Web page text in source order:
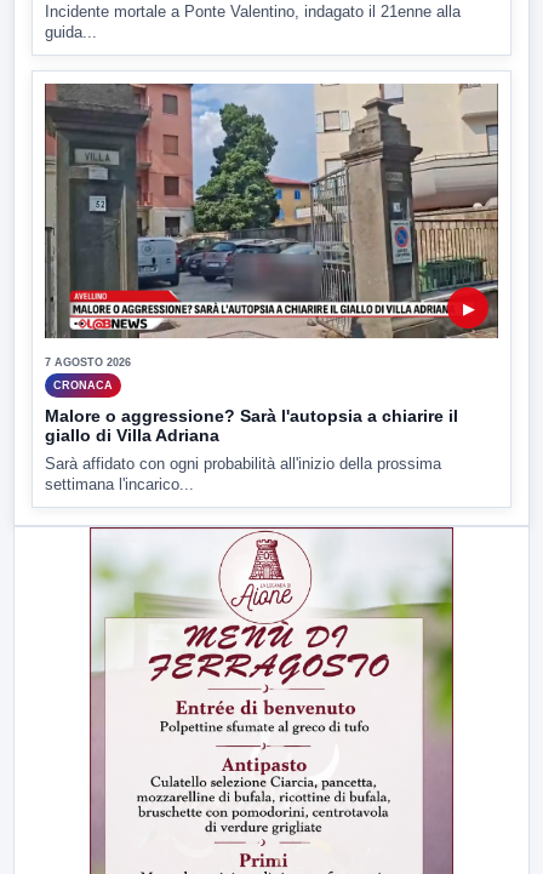
Incidente mortale a Ponte Valentino, indagato il 21enne alla
guida...
▶
7 AGOSTO 2026
CRONACA
Malore o aggressione? Sarà l'autopsia a chiarire il
giallo di Villa Adriana
Sarà affidato con ogni probabilità all'inizio della prossima
settimana l'incarico...